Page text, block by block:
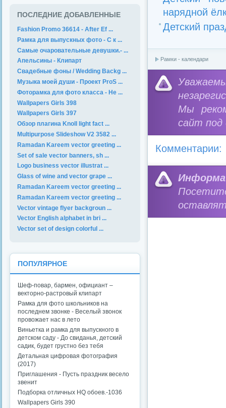
нарядной
Детский
Рамки - календари
Мы
сайт под
Комментарии:
ПОСЛЕДНИЕ ДОБАВЛЕННЫЕ
Fashion Promo 36614 - After Ef ...
Рамка для выпускных фото - С к ...
Самые очаровательные девушки.- ...
Апельсины - Клипарт
Свадебные фоны / Wedding Backg ...
Музыка моей души - Проект ProS ...
Фоторамка для фото класса - Не ...
Wallpapers Girls 398
Wallpapers Girls 397
Обзор плагина Knoll light fact ...
Multipurpose Slideshow V2 3582 ...
Ramadan Kareem vector greeting ...
Set of sale vector banners, sh ...
Logo business vector illustrat ...
Glass of wine and vector grape ...
Ramadan Kareem vector greeting ...
Ramadan Kareem vector greeting ...
Vector vintage flyer backgroun ...
Vector English alphabet in bri ...
Vector set of design colorful ...
ПОПУЛЯРНОЕ
Шеф-повар, бармен, официант –
векторно-растровый клипарт
Рамка для фото школьников на
последнем звонке - Веселый звонок
провожает нас в лето
Виньетка и рамка для выпускного в
детском саду - До свиданья, детский
садик, будет грустно без тебя
Детальная цифровая фотография
(2017)
Приглашения - Пусть праздник весело
звенит
Подборка отличных HQ обоев.-1036
Wallpapers Girls 390